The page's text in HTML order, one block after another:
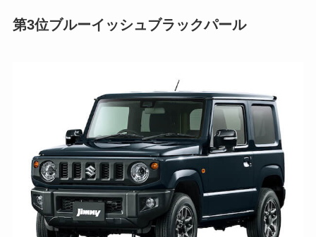
第3位ブルーイッシュブラックパール